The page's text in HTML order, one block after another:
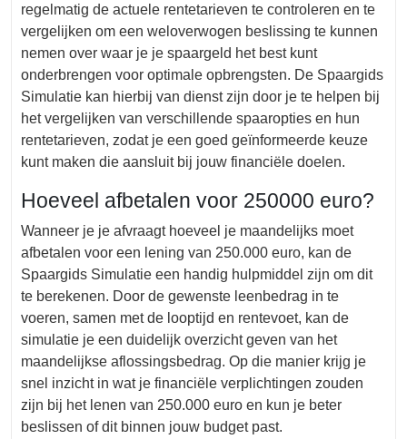
regelmatig de actuele rentetarieven te controleren en te
vergelijken om een weloverwogen beslissing te kunnen
nemen over waar je je spaargeld het best kunt
onderbrengen voor optimale opbrengsten. De Spaargids
Simulatie kan hierbij van dienst zijn door je te helpen bij
het vergelijken van verschillende spaaropties en hun
rentetarieven, zodat je een goed geïnformeerde keuze
kunt maken die aansluit bij jouw financiële doelen.
Hoeveel afbetalen voor 250000 euro?
Wanneer je je afvraagt hoeveel je maandelijks moet
afbetalen voor een lening van 250.000 euro, kan de
Spaargids Simulatie een handig hulpmiddel zijn om dit
te berekenen. Door de gewenste leenbedrag in te
voeren, samen met de looptijd en rentevoet, kan de
simulatie je een duidelijk overzicht geven van het
maandelijkse aflossingsbedrag. Op die manier krijg je
snel inzicht in wat je financiële verplichtingen zouden
zijn bij het lenen van 250.000 euro en kun je beter
beslissen of dit binnen jouw budget past.